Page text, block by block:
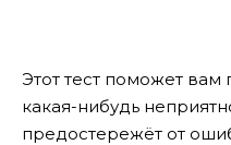
Этот тест поможет вам
какая-нибудь
предостережёт от